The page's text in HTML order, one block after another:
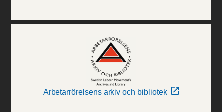
Arbetarrörelsens arkiv och bibliotek